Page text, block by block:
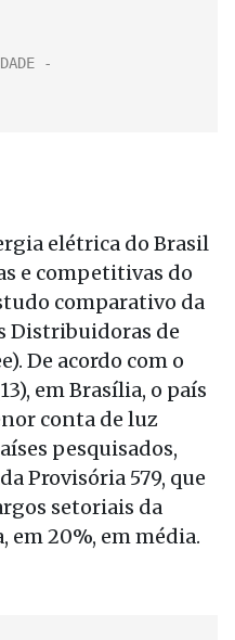
elétrica do Brasil
e competitivas do
comparativo da
Distribuidoras de
De acordo com o
em Brasília, o país
conta de luz
pesquisados,
Provisória 579, que
setoriais da
em 20%, em média.